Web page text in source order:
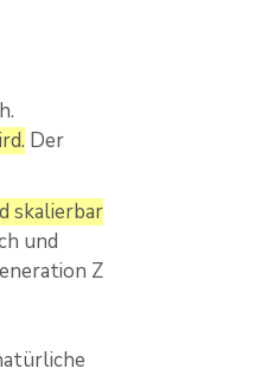
Der
skalierbar
und
Z